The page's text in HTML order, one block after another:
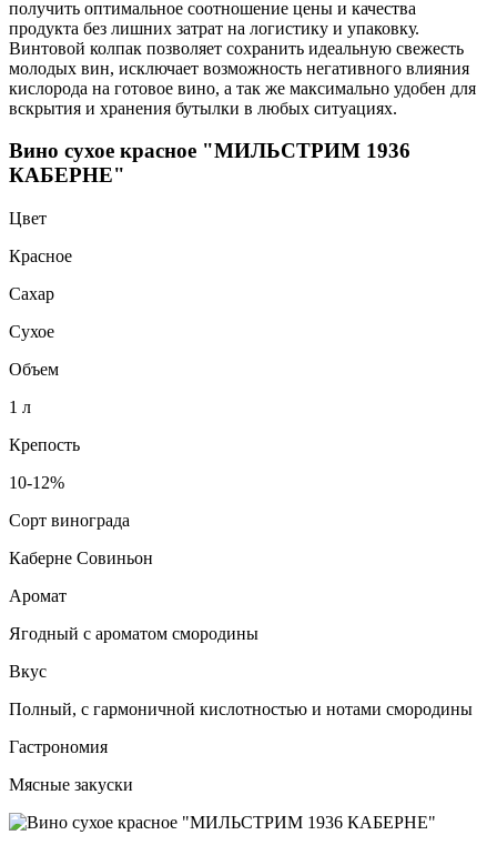
получить оптимальное соотношение цены и качества
продукта без лишних затрат на логистику и упаковку.
Винтовой колпак позволяет сохранить идеальную свежесть
молодых вин, исключает возможность негативного влияния
кислорода на готовое вино, а так же максимально удобен для
вскрытия и хранения бутылки в любых ситуациях.
Вино сухое красное "МИЛЬСТРИМ 1936
КАБЕРНЕ"
Цвет
Красное
Сахар
Сухое
Объем
1 л
Крепость
10-12%
Сорт винограда
Каберне Совиньон
Аромат
Ягодный с ароматом смородины
Вкус
Полный, с гармоничной кислотностью и нотами смородины
Гастрономия
Мясные закуски